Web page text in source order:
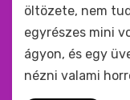
öltözete, nem
egyrészes mini
ágyon, és egy
nézni valami